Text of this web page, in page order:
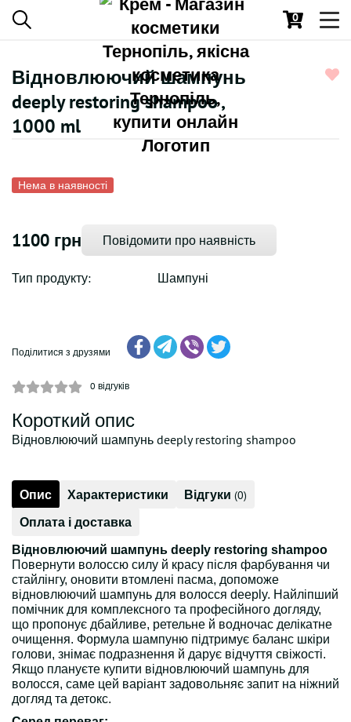
0
Відновлюючий шампунь
deeply restoring shampoo ,
1000 ml
Нема в наявності
1100 грн Повідомити про наявність
Тип продукту: Шампуні
Поділитися з друзями
0 відгуків
Короткий опис
Відновлюючий шампунь deeply restoring shampoo
Опис Характеристики Відгуки (0)
Оплата і доставка
Відновлюючий шампунь deeply restoring shampoo
Повернути волоссю силу й красу після фарбування чи
стайлінгу, оновити втомлені пасма, допоможе
відновлюючий шампунь для волосся deeply. Найліпший
помічник для комплексного та професійного догляду,
що пропонує дбайливе, ретельне й водночас делікатне
очищення. Формула шампуню підтримує баланс шкіри
голови, знімає подразнення й дарує відчуття свіжості.
Якщо плануєте купити відновлюючий шампунь для
волосся, саме цей варіант задовольняє запит на ніжний
догляд та детокс.